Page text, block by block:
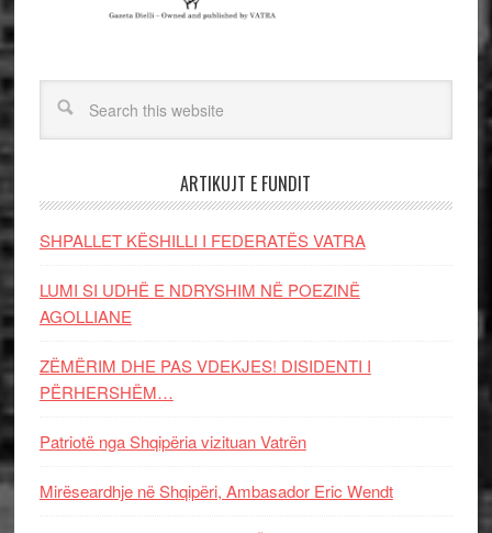
ARTIKUJT E FUNDIT
SHPALLET KËSHILLI I FEDERATËS VATRA
LUMI SI UDHË E NDRYSHIM NË POEZINË
AGOLLIANE
ZËMËRIM DHE PAS VDEKJES! DISIDENTI I
PËRHERSHËM…
Patriotë nga Shqipëria vizituan Vatrën
Mirëseardhje në Shqipëri, Ambasador Eric Wendt